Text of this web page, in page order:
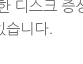
디스크 증
습니다.